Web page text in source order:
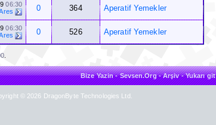
06:30
0 364 Aperatif Yemekler
06:30
0 526 Aperatif Yemekler
.
Bize Yazin-Sevsen.Org-Arşiv-Yukarı git
© 2026 DragonByte Technologies Ltd.